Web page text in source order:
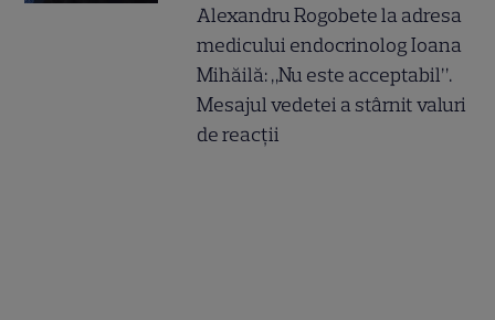
Alexandru Rogobete la adresa
medicului endocrinolog Ioana
Mihăilă: „Nu este acceptabil”.
Mesajul vedetei a stârnit valuri
de reacții